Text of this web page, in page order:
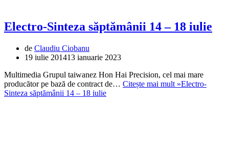
Electro-Sinteza săptămânii 14 – 18 iulie
de Claudiu Ciobanu
19 iulie 201413 ianuarie 2023
Multimedia Grupul taiwanez Hon Hai Precision, cel mai mare
producător pe bază de contract de… Citește mai mult »Electro-
Sinteza săptămânii 14 – 18 iulie